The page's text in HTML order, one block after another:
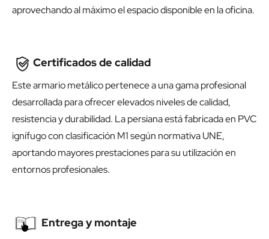
aprovechando al máximo el espacio disponible en la oficina.
Certificados de calidad
Este armario metálico pertenece a una gama profesional
desarrollada para ofrecer elevados niveles de calidad,
resistencia y durabilidad. La persiana está fabricada en PVC
ignífugo con clasificación M1 según normativa UNE,
aportando mayores prestaciones para su utilización en
entornos profesionales.
Entrega y montaje